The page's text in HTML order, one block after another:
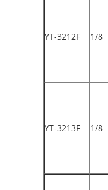
YT-3212F 1/8
YT-3213F 1/8